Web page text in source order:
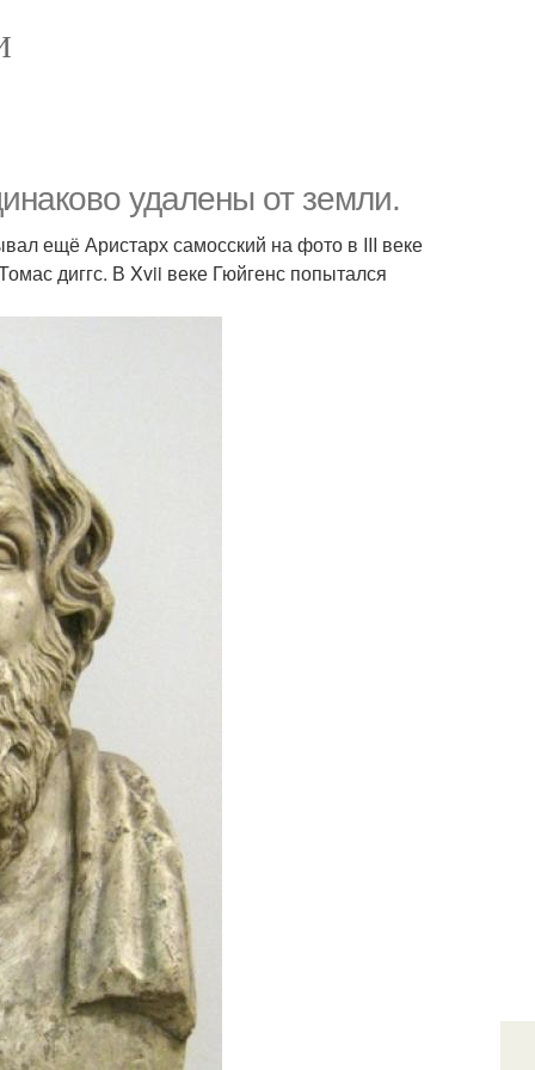
удалены от земли.
ещё Аристарх самосский на фото в III веке
диггс. В Xvii веке Гюйгенс попытался